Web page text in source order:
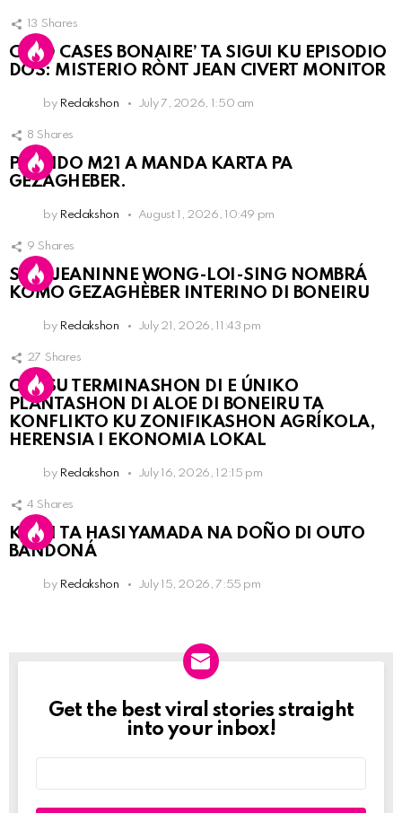
13 Shares
COLD CASES BONAIRE’ TA SIGUI KU EPISODIO
DOS: MISTERIO RÒNT JEAN CIVERT MONITOR
by Redakshon July 7, 2026, 1:50 am
8 Shares
PARTIDO M21 A MANDA KARTA PA
GEZAGHEBER.
by Redakshon August 1, 2026, 10:49 pm
9 Shares
SRA. JEANINNE WONG-LOI-SING NOMBRÁ
KOMO GEZAGHÈBER INTERINO DI BONEIRU
by Redakshon July 21, 2026, 11:43 pm
27 Shares
OLB SU TERMINASHON DI E ÚNIKO
PLANTASHON DI ALOE DI BONEIRU TA
KONFLIKTO KU ZONIFIKASHON AGRÍKOLA,
HERENSIA I EKONOMIA LOKAL
by Redakshon July 16, 2026, 12:15 pm
4 Shares
KPCN TA HASI YAMADA NA DOÑO DI OUTO
BANDONÁ
by Redakshon July 15, 2026, 7:55 pm
Newslett
Get the best viral stories straight
into your inbox!